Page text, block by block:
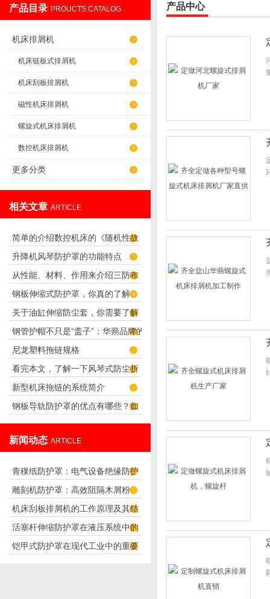
盐山华蒴机床附件制造有限公司
产品目录 PROUCTS CATALOG
机床排屑机
机床链板式排屑机
机床刮板排屑机
磁性机床排屑机
螺旋式机床排屑机
数控机床排屑机
更多分类
相关文章 ARTICLE
简单的介绍数控机床的《随机性故
障》
升降机风琴防护罩的功能特点
从性能、材料、作用来介绍三防布
油缸保护套
钢板伸缩式防护罩，你真的了解
吗？
关于油缸伸缩防尘套，你需要了解
的还有这么多！
钢管护帽不只是“盖子”：华蒴品牌的
应用场景与选购参考
尼龙塑料拖链规格
看完本文，了解一下风琴式防尘折
布的产品特点
新型机床拖链的系统简介
钢板导轨防护罩的优点有哪些？如
新闻动态 ARTICLE
青稞纸防护罩：电气设备绝缘防护
专用方案
雕刻机防护罩：高效阻隔木屑粉
尘，守护设备精度与安全
机床刮板排屑机的工作原理及其结
构分析
活塞杆伸缩防护罩在液压系统中的
应用
铠甲式防护罩在现代工业中的重要
产品中心